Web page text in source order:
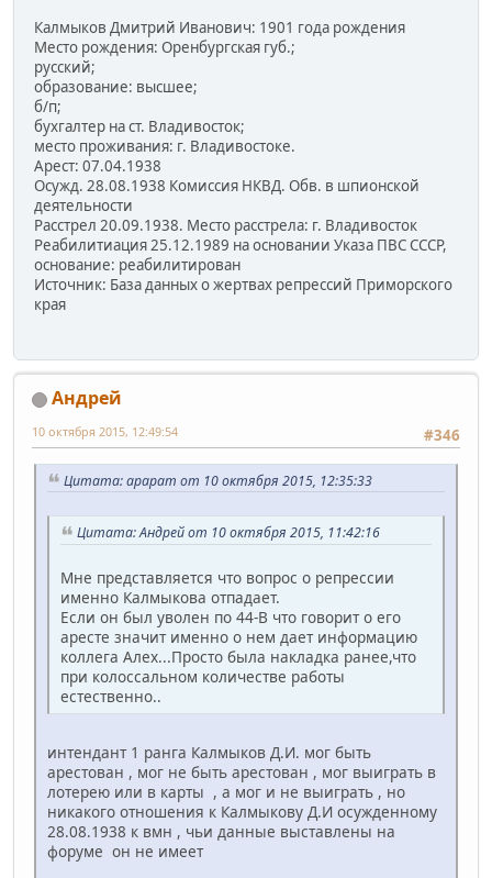
Калмыков Дмитрий Иванович: 1901 года рождения
Место рождения: Оренбургская губ.;
русский;
образование: высшее;
б/п;
бухгалтер на ст. Владивосток;
место проживания: г. Владивостоке.
Арест: 07.04.1938
Осужд. 28.08.1938 Комиссия НКВД. Обв. в шпионской
деятельности
Расстрел 20.09.1938. Место расстрела: г. Владивосток
Реабилитиация 25.12.1989 на основании Указа ПВС СССР,
основание: реабилитирован
Источник: База данных о жертвах репрессий Приморского
края
Андрей
#346
10 октября 2015, 12:49:54
Цитата: арарат от 10 октября 2015, 12:35:33
Цитата: Андрей от 10 октября 2015, 11:42:16
Мне представляется что вопрос о репрессии
именно Калмыкова отпадает.
Если он был уволен по 44-В что говорит о его
аресте значит именно о нем дает информацию
коллега Алех...Просто была накладка ранее,что
при колоссальном количестве работы
естественно..
интендант 1 ранга Калмыков Д.И. мог быть
арестован , мог не быть арестован , мог выиграть в
лотерею или в карты , а мог и не выиграть , но
никакого отношения к Калмыкову Д.И осужденному
28.08.1938 к вмн , чьи данные выставлены на
форуме он не имеет